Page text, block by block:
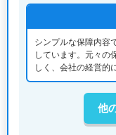
シンプルな保障内容
しています。元々の
しく、会社の経営的
問題なく運営されて
他